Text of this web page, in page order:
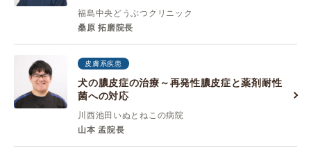
福島中央どうぶつクリニック
桑原 拓磨院長
皮膚系疾患
犬の膿皮症の治療～再発性膿皮症と薬剤耐性
菌への対応
川西池田いぬとねこの病院
山本 孟院長